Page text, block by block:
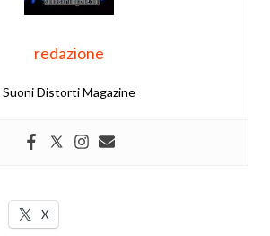
redazione
Suoni Distorti Magazine
X